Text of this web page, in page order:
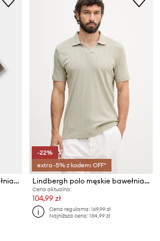
Lindbergh polo męskie bawełniane
-22%
extra -5% z kodem: OFF*
Lindbergh polo męskie bawełniane
Cena aktualna:
104,99 zł
Cena regularna:169,99 zł
Najniższa cena:134,99 zł